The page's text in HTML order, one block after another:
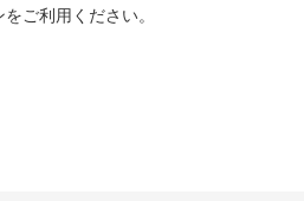
ご利用ください。